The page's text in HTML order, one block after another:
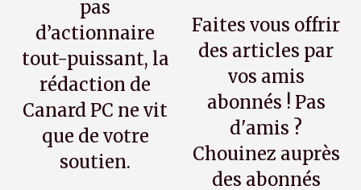
pas
d’actionnaire
tout-puissant, la
rédaction de
Canard PC ne vit
que de votre
soutien.
Faites vous offrir
des articles par
vos amis
abonnés ! Pas
d'amis ?
Chouinez auprès
des abonnés